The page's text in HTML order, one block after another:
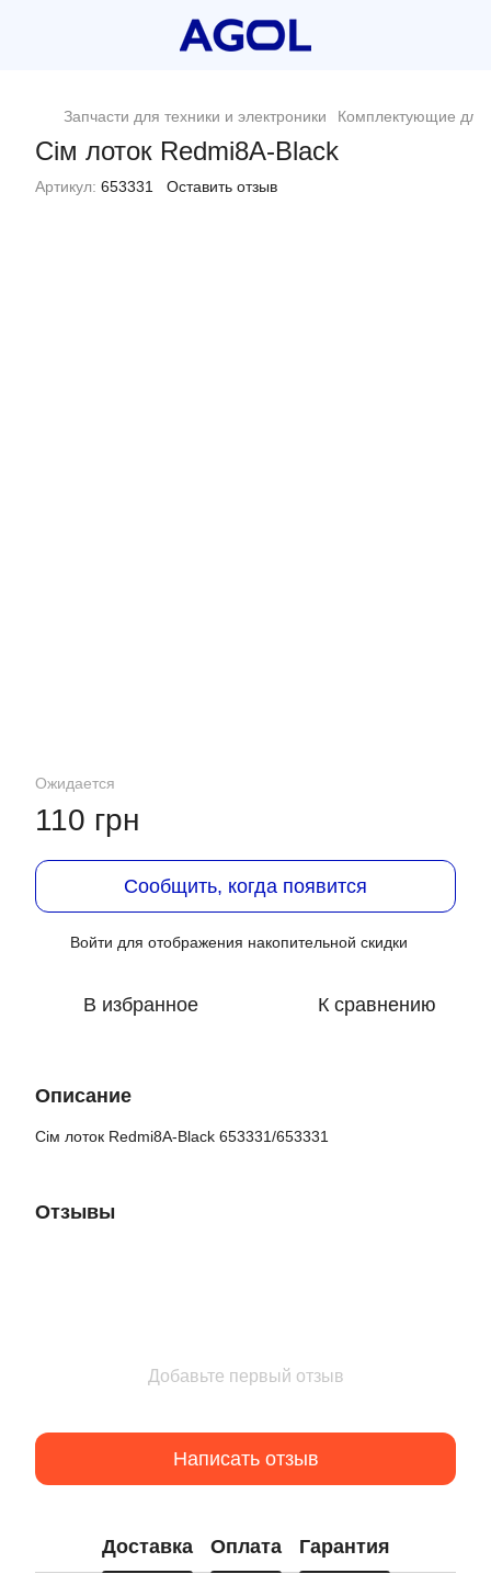
Запчасти для техники и электроники Комплектующие
Сім лоток Redmi8A-Black
Артикул: 653331 Оставить отзыв
Ожидается
110 грн
Сообщить, когда появится
Войти для отображения накопительной скидки
В избранное К сравнению
Описание
Сім лоток Redmi8A-Black 653331/653331
Отзывы
Добавьте первый отзыв
Написать отзыв
Доставка Оплата Гарантия